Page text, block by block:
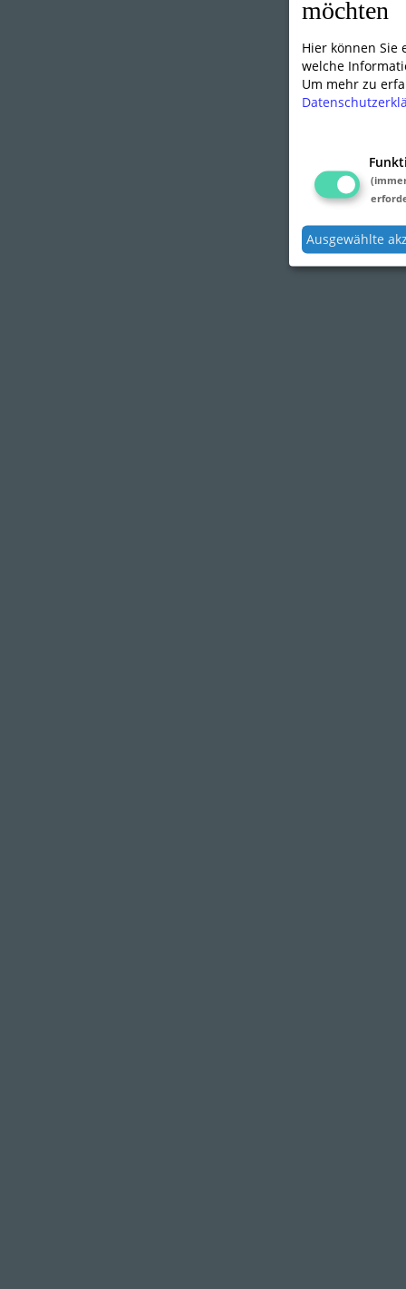
möchten
Hier können Sie
welche
Um mehr zu
Ausgewählte